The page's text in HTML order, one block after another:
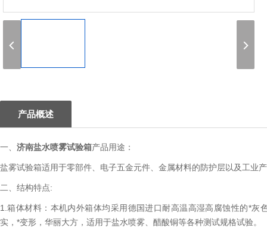
产品概述
一、 济南盐水喷雾试验箱产品用途：
盐雾试验箱适用于零部件、电子五金元件、金属材料的防护层以及工业
二、结构特点:
1.箱体材料：本机内外箱体均采用德国进口耐高温高湿高腐蚀性的*
实，*变形，华丽大方，适用于盐水喷雾、醋酸铜等各种测试规格试验。